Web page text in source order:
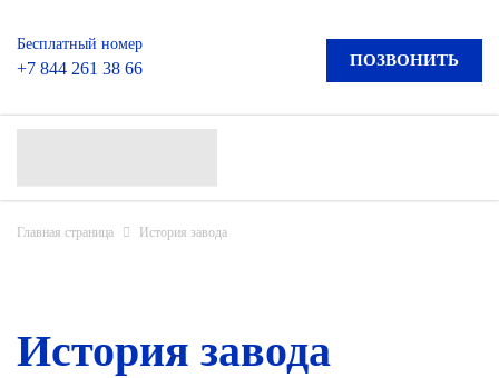
Бесплатный номер
+7 844 261 38 66 ПОЗВОНИТЬ
Главная страница История завода
История завода